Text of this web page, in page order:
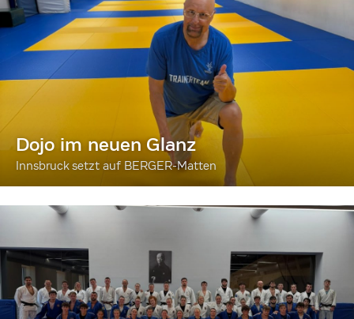
Dojo im neuen Glanz
Innsbruck setzt auf BERGER-Matten